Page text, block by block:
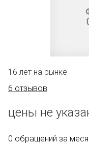
16 лет на рынке
6 отзывов
цены не
0 обращений за